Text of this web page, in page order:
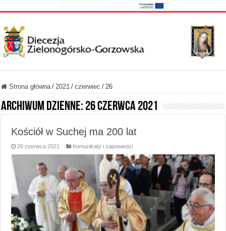
Strona główna / 2021 / czerwiec / 26
Archiwum dzienne: 26 czerwca 2021
Kościół w Suchej ma 200 lat
26 czerwca 2021 Komunikaty i zapowiedzi